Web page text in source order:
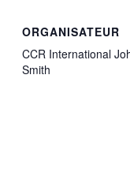
ORGANISATEUR
CCR International
Smith